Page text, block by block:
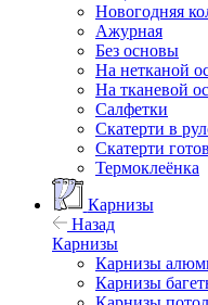
Новогодняя
Ажурная
Без основы
На нетканой
На тканевой
Салфетки
Скатерти в
Скатерти
Термоклеёнка
Карнизы
Назад
Карнизы
Карнизы
Карнизы